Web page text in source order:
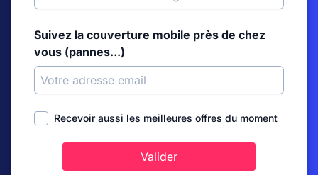
Suivez la couverture mobile près de chez
vous (pannes...)
Recevoir aussi les meilleures offres du moment
Valider